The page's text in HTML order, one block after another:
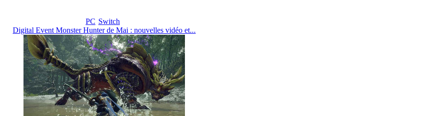
PC Switch
Digital Event Monster Hunter de Mai : nouvelles vidéo et...